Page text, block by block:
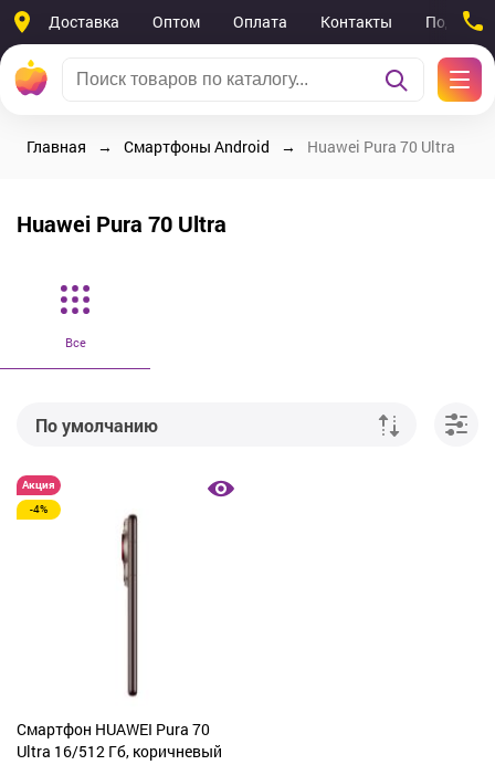
Доставка Оптом Оплата Контакты
Главная Смартфоны Android Huawei Pura 70 Ultra
Huawei Pura 70 Ultra
Все
По умолчанию
От дешевых к дорогим
От дорогих к дешевым
По рейтингу
Акция
-4%
Смартфон HUAWEI Pura 70
Ultra 16/512 Гб, коричневый